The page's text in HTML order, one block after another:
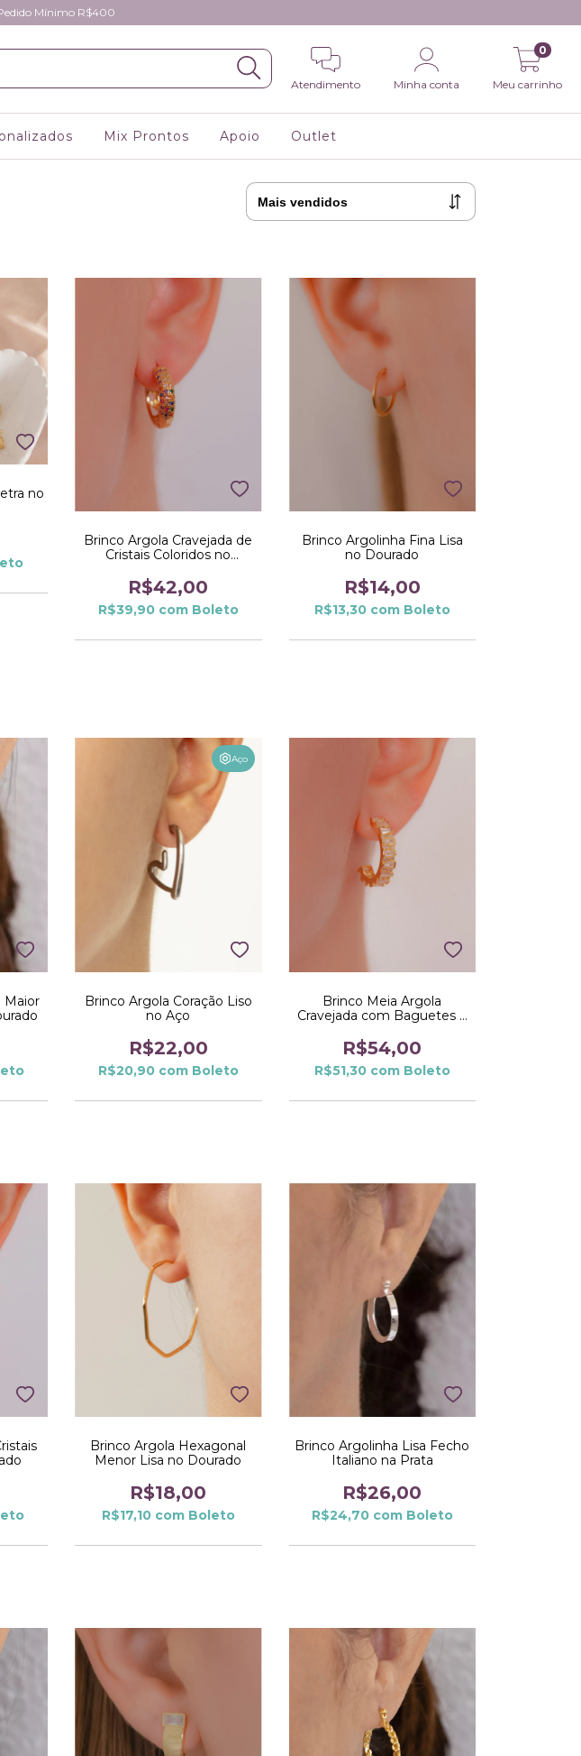
Mínimo R$400
Atendimento Minha conta Meu carrinho
0
Mix Prontos Apoio Outlet
no
Brinco Argola Cravejada de
Cristais Coloridos no
R$42,00
R$39,90 com Boleto
Brinco Argolinha Fina Lisa
no Dourado
R$14,00
R$13,30 com Boleto
Maior
Aço
Brinco Argola Coração Liso
no Aço
R$22,00
R$20,90 com Boleto
Brinco Meia Argola
Cravejada com Baguetes e
R$54,00
R$51,30 com Boleto
Brinco Argola Hexagonal
Menor Lisa no Dourado
R$18,00
R$17,10 com Boleto
Brinco Argolinha Lisa Fecho
Italiano na Prata
R$26,00
R$24,70 com Boleto